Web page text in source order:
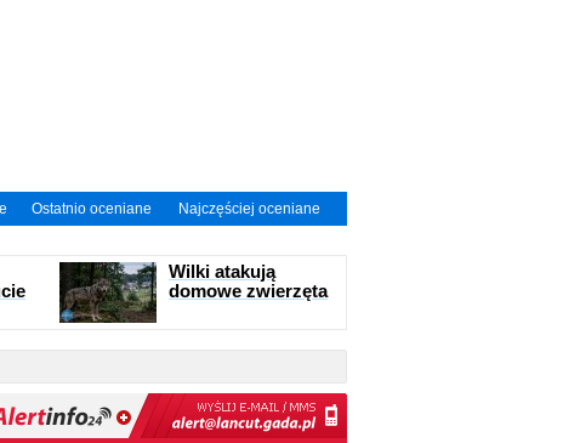
Ostatnio oceniane Najczęściej oceniane
Wilki atakują
domowe zwierzęta